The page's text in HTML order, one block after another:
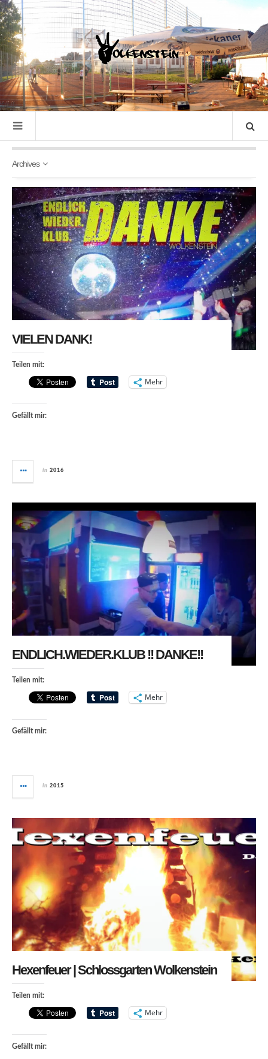
Archives
VIELEN DANK!
Teilen mit:
Mehr
Gefällt mir:
in 2016
ENDLICH.WIEDER.KLUB !! DANKE!!
Teilen mit:
Mehr
Gefällt mir:
in 2015
Hexenfeuer | Schlossgarten Wolkenstein
Teilen mit:
Mehr
Gefällt mir: